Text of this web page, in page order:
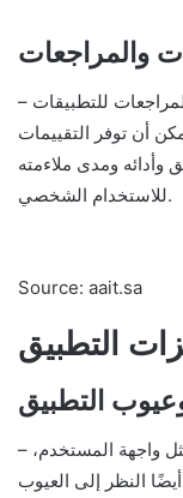
والمراجعات
– من المهم قراءة تقييمات المستخدمين والمراجعات للتطبيقات
أن توفر التقييمات
ومدى ملاءمته
للاستخدام الشخصي.
Source: aait.sa
التطبيق
التطبيق
– ينبغي للشخص النظر إلى مزايا التطبيق مثل واجهة المستخدم،
النظر إلى العيوب